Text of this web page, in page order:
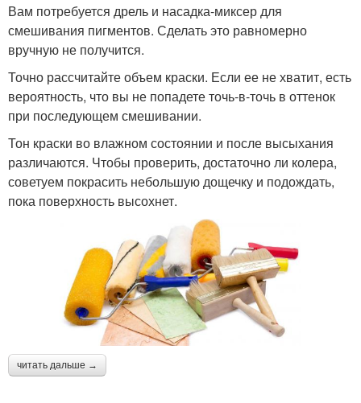
Вам потребуется дрель и насадка-миксер для
смешивания пигментов. Сделать это равномерно
вручную не получится.
Точно рассчитайте объем краски. Если ее не хватит, есть
вероятность, что вы не попадете точь-в-точь в оттенок
при последующем смешивании.
Тон краски во влажном состоянии и после высыхания
различаются. Чтобы проверить, достаточно ли колера,
советуем покрасить небольшую дощечку и подождать,
пока поверхность высохнет.
читать дальше →